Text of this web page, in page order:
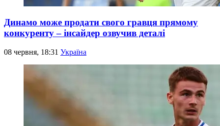
Динамо може продати свого гравця прямому
конкуренту – інсайдер озвучив деталі
08 червня, 18:31 Україна